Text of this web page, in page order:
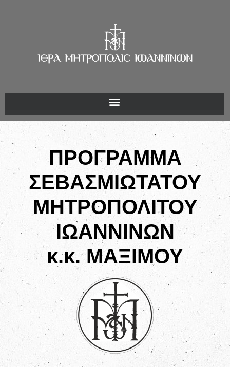
ΠΡΟΓΡΑΜΜΑ
ΣΕΒΑΣΜΙΩΤΑΤΟΥ
ΜΗΤΡΟΠΟΛΙΤΟΥ
ΙΩΑΝΝΙΝΩΝ
κ.κ. ΜΑΞΙΜΟΥ